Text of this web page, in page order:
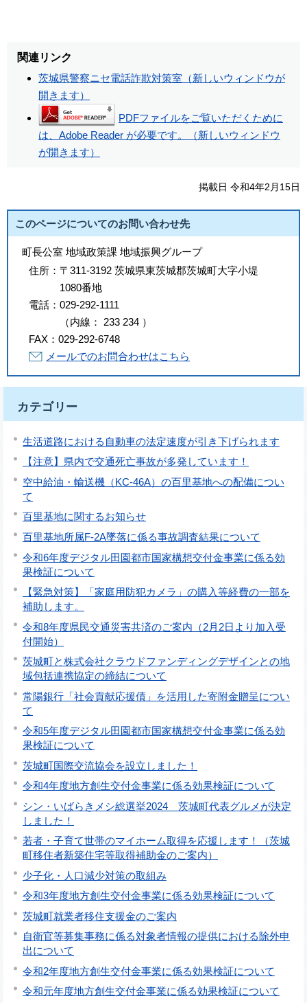
関連リンク
茨城県警察ニセ電話詐欺対策室（新しいウィンドウが
開きます）
PDFファイルをご覧いただくために
は、Adobe Reader が必要です。（新しいウィンドウ
が開きます）
掲載日 令和4年2月15日
このページについてのお問い合わせ先
町長公室 地域政策課 地域振興グループ
住所： 〒311-3192 茨城県東茨城郡茨城町大字小堤
1080番地
電話： 029-292-1111
（内線 ： 233 234 ）
FAX： 029-292-6748
メールでのお問合わせはこちら
カテゴリー
生活道路における自動車の法定速度が引き下げられます
【注意】県内で交通死亡事故が多発しています！
空中給油・輸送機（KC-46A）の百里基地への配備につい
て
百里基地に関するお知らせ
百里基地所属F-2A墜落に係る事故調査結果について
令和6年度デジタル田園都市国家構想交付金事業に係る効
果検証について
【緊急対策】「家庭用防犯カメラ」の購入等経費の一部を
補助します。
令和8年度県民交通災害共済のご案内（2月2日より加入受
付開始）
茨城町と株式会社クラウドファンディングデザインとの地
域包括連携協定の締結について
常陽銀行「社会貢献応援債」を活用した寄附金贈呈につい
て
令和5年度デジタル田園都市国家構想交付金事業に係る効
果検証について
茨城町国際交流協会を設立しました！
令和4年度地方創生交付金事業に係る効果検証について
シン・いばらきメシ総選挙2024 茨城町代表グルメが決定
しました！
若者・子育て世帯のマイホーム取得を応援します！（茨城
町移住者新築住宅等取得補助金のご案内）
少子化・人口減少対策の取組み
令和3年度地方創生交付金事業に係る効果検証について
茨城町就業者移住支援金のご案内
自衛官等募集事務に係る対象者情報の提供における除外申
出について
令和2年度地方創生交付金事業に係る効果検証について
令和元年度地方創生交付金事業に係る効果検証について